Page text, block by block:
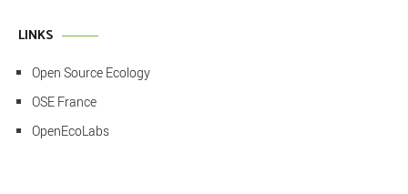
LINKS
Open Source Ecology
OSE France
OpenEcoLabs